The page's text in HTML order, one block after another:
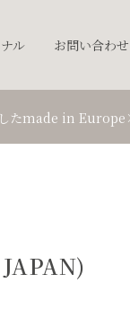
ル お問い合わせ
したmade in